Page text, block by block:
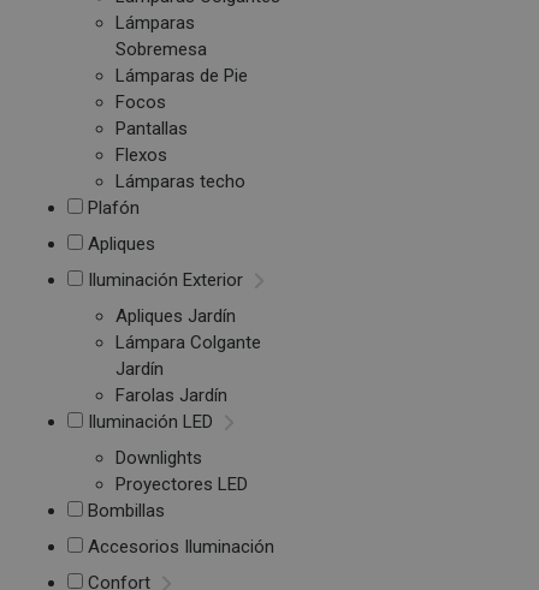
Lámparas
Sobremesa
Lámparas de Pie
Focos
Pantallas
Flexos
Lámparas techo
Plafón
Apliques
Iluminación Exterior
Apliques Jardín
Lámpara Colgante
Jardín
Farolas Jardín
Iluminación LED
Downlights
Proyectores LED
Bombillas
Accesorios Iluminación
Confort